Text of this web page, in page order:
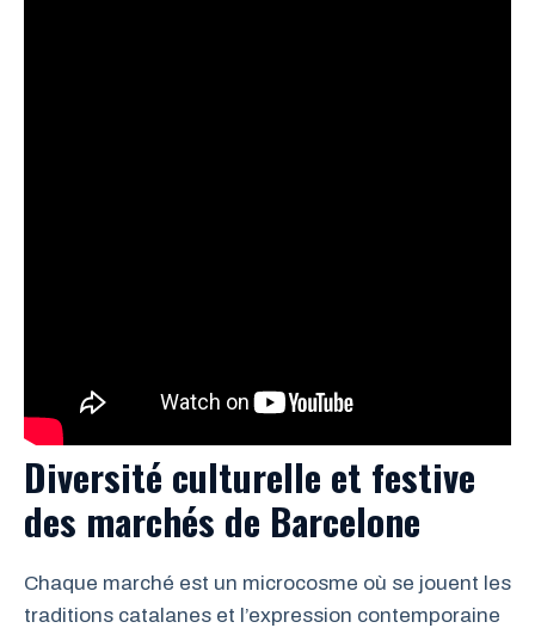
Diversité culturelle et festive
des marchés de Barcelone
Chaque marché est un microcosme où se jouent les
traditions catalanes et l’expression contemporaine